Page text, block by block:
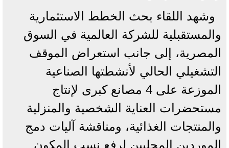
وشهد اللقاء بحث الخطط الاستثمارية
والمستقبلية للشركة العالمية في السوق
المصرية، إلى جانب استعراض الموقف
التشغيلي الحالي لأنشطتها الصناعية
الموزعة على 4 مصانع كبرى لإنتاج
مستحضرات العناية الشخصية والمنزلية
والمنتجات الغذائية، ومناقشة آليات دمج
الموردين المحليين لرفع نسب المكون